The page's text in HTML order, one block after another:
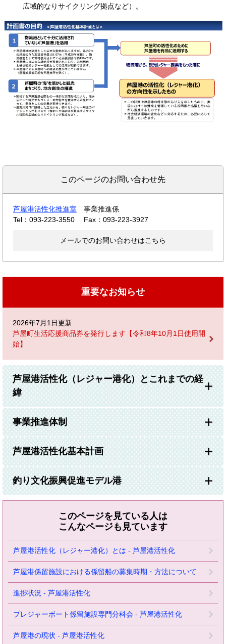
広域的なりサイクリング拠点など）。
このページのお問い合わせ先
芦屋港活性化推進室
事業推進係
Tel：093-223-3550
Fax：093-223-3927
メールでのお問い合わせはこちら
重要なお知らせ
2026年7月1日更新
芦屋町生活応援商品券を発行します【令和8年10月1日使用開
始】
芦屋港活性化（レジャー港化）とこれまでの経
緯
事業推進体制
芦屋港活性化基本計画
釣り文化振興促進モデル港
このページを見ている人は
こんなページも見ています
芦屋港活性化（レジャー港化）とは - 芦屋港活性化
芦屋港係留施設における係留船の募集時期・方法について
進捗状況 - 芦屋港活性化
プレジャーボート係留施設専門分科会 - 芦屋港活性化
芦屋港の現状 - 芦屋港活性化